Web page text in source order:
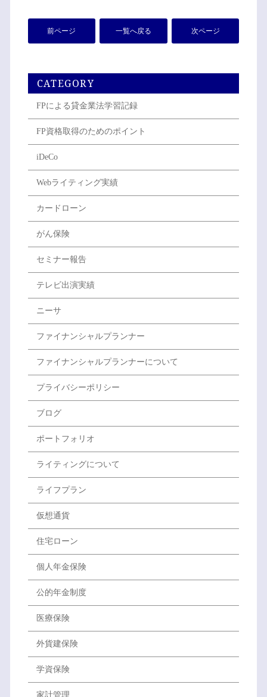
前ページ 一覧へ戻る 次ページ
CATEGORY
FPによる貸金業法学習記録
FP資格取得のためのポイント
iDeCo
Webライティング実績
カードローン
がん保険
セミナー報告
テレビ出演実績
ニーサ
ファイナンシャルプランナー
ファイナンシャルプランナーについて
プライバシーポリシー
ブログ
ポートフォリオ
ライティングについて
ライフプラン
仮想通貨
住宅ローン
個人年金保険
公的年金制度
医療保険
外貨建保険
学資保険
家計管理